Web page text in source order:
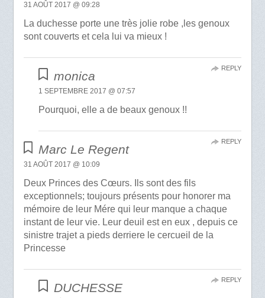
31 AOÛT 2017 @ 09:28
La duchesse porte une très jolie robe ,les genoux
sont couverts et cela lui va mieux !
monica
1 SEPTEMBRE 2017 @ 07:57
Pourquoi, elle a de beaux genoux !!
REPLY
Marc Le Regent
31 AOÛT 2017 @ 10:09
Deux Princes des Cœurs. Ils sont des fils
exceptionnels; toujours présents pour honorer ma
mémoire de leur Mére qui leur manque a chaque
instant de leur vie. Leur deuil est en eux , depuis ce
sinistre trajet a pieds derriere le cercueil de la
Princesse
REPLY
DUCHESSE
REPLY